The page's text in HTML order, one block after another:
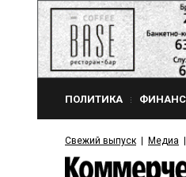
ПОЛИТИКА
Свежий выпуск Медиа